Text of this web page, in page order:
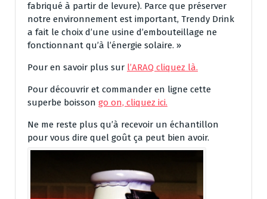
fabriqué à partir de levure). Parce que préserver
notre environnement est important, Trendy Drink
a fait le choix d’une usine d’embouteillage ne
fonctionnant qu’à l’énergie solaire. »
Pour en savoir plus sur l’ARAQ cliquez là.
Pour découvrir et commander en ligne cette
superbe boisson go on, cliquez ici.
Ne me reste plus qu’à recevoir un échantillon
pour vous dire quel goût ça peut bien avoir.